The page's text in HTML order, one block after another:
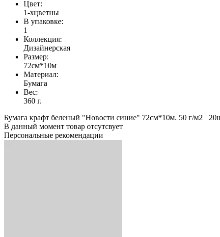
Цвет:
1-хцветны
В упаковке:
1
Коллекция:
Дизайнерская
Размер:
72см*10м
Материал:
Бумага
Вес:
360 г.
Бумага крафт беленый "Новости синие" 72см*10м. 50 г/м2
В данный момент товар отсутсвует
Персональные рекомендации